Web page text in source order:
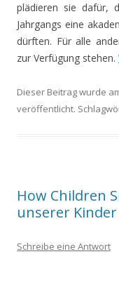
plädieren sie dafür,
Jahrgangs eine
dürften. Für alle
zur Verfügung stehen.
Dieser Beitrag wurde
veröffentlicht.
How Children
unserer Kinder
Schreibe eine Antwort